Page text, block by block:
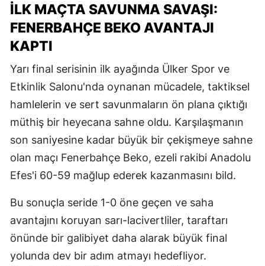
İLK MAÇTA SAVUNMA SAVAŞI:
FENERBAHÇE BEKO AVANTAJI
KAPTI
Yarı final serisinin ilk ayağında Ülker Spor ve
Etkinlik Salonu'nda oynanan mücadele, taktiksel
hamlelerin ve sert savunmaların ön plana çıktığı
müthiş bir heyecana sahne oldu. Karşılaşmanın
son saniyesine kadar büyük bir çekişmeye sahne
olan maçı Fenerbahçe Beko, ezeli rakibi Anadolu
Efes'i 60-59 mağlup ederek kazanmasını bild.
Bu sonuçla seride 1-0 öne geçen ve saha
avantajını koruyan sarı-lacivertliler, taraftarı
önünde bir galibiyet daha alarak büyük final
yolunda dev bir adım atmayı hedefliyor.